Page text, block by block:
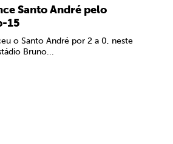
Santo André pelo
15
o Santo André por 2 a 0, neste
Bruno...